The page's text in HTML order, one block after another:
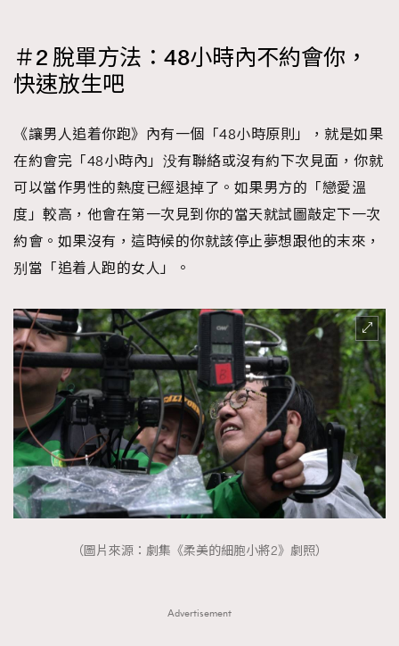
＃2 脫單方法：48小時內不約會你，
快速放生吧
《讓男人追着你跑》內有一個「48小時原則」，就是如果
在約會完「48小時內」没有聯絡或沒有約下次見面，你就
可以當作男性的熱度已經退掉了。如果男方的「戀愛溫
度」較高，他會在第一次見到你的當天就試圖敲定下一次
約會。如果沒有，這時候的你就該停止夢想跟他的末來，
别當「追着人跑的女人」。
（圖片來源：劇集《柔美的細胞小將2》劇照）
Advertisement